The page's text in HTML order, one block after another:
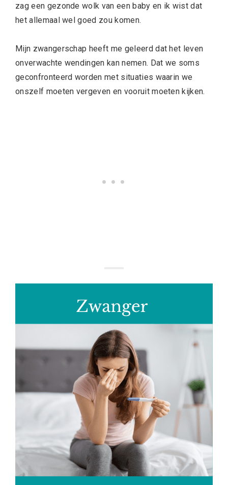
zag een gezonde wolk van een baby en ik wist dat
het allemaal wel goed zou komen.
Mijn zwangerschap heeft me geleerd dat het leven
onverwachte wendingen kan nemen. Dat we soms
geconfronteerd worden met situaties waarin we
onszelf moeten vergeven en vooruit moeten kijken.